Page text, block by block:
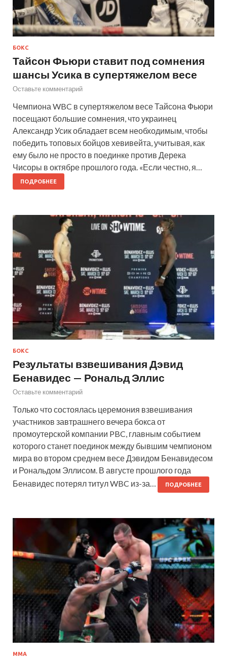
БОКС
Тайсон Фьюри ставит под сомнения
шансы Усика в супертяжелом весе
Оставьте комментарий
Чемпиона WBC в супертяжелом весе Тайсона Фьюри
посещают большие сомнения, что украинец
Александр Усик обладает всем необходимым, чтобы
победить топовых бойцов хевивейта, учитывая, как
ему было не просто в поединке против Дерека
Чисоры в октябре прошлого года. «Если честно, я…
ПОДРОБНЕЕ
БОКС
Результаты взвешивания Дэвид
Бенавидес — Рональд Эллис
Оставьте комментарий
Только что состоялась церемония взвешивания
участников завтрашнего вечера бокса от
промоутерской компании PBC, главным событием
которого станет поединок между бывшим чемпионом
мира во втором среднем весе Дэвидом Бенавидесом
и Рональдом Эллисом. В августе прошлого года
Бенавидес потерял титул WBC из-за…
ПОДРОБНЕЕ
MMA